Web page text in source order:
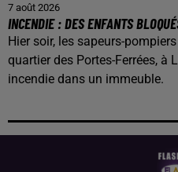
7 août 2026
INCENDIE : DES ENFANTS
Hier soir, les sapeurs-
quartier des Portes-Ferrées, à
incendie dans un immeuble.